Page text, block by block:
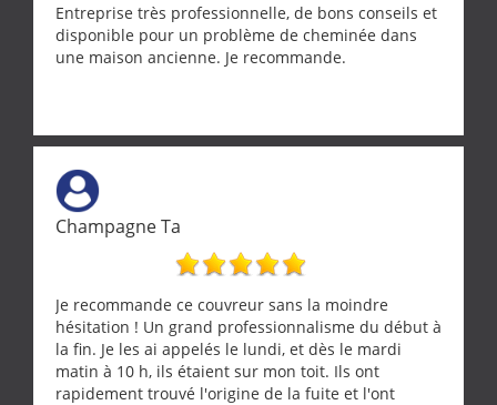
Entreprise très professionnelle, de bons conseils et
disponible pour un problème de cheminée dans
une maison ancienne. Je recommande.
Champagne Ta
Je recommande ce couvreur sans la moindre
hésitation ! Un grand professionnalisme du début à
la fin. Je les ai appelés le lundi, et dès le mardi
matin à 10 h, ils étaient sur mon toit. Ils ont
rapidement trouvé l'origine de la fuite et l'ont